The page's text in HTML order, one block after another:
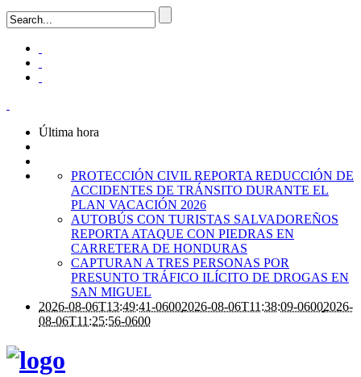
Última hora
PROTECCIÓN CIVIL REPORTA REDUCCIÓN DE
ACCIDENTES DE TRÁNSITO DURANTE EL
PLAN VACACIÓN 2026
AUTOBÚS CON TURISTAS SALVADOREÑOS
REPORTA ATAQUE CON PIEDRAS EN
CARRETERA DE HONDURAS
CAPTURAN A TRES PERSONAS POR
PRESUNTO TRÁFICO ILÍCITO DE DROGAS EN
SAN MIGUEL
2026-08-06T13:49:41-06002026-08-06T11:38:09-06002026-
08-06T11:25:56-0600